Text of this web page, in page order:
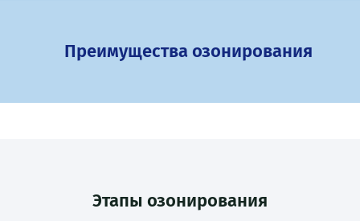
Преимущества озонирования
Этапы озонирования